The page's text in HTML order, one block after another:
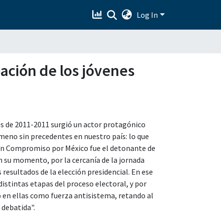
Log In
de los jóvenes
de 2011-2011 surgió un actor protagónico
sin precedentes en nuestro país: lo que
Compromiso por México fue el detonante de
momento, por la cercanía de la jornada
de la elección presidencial. En ese
etapas del proceso electoral, y por
ellas como fuerza antisistema, retando al